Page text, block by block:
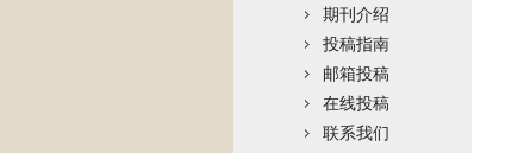
期刊介绍
投稿指南
邮箱投稿
在线投稿
联系我们